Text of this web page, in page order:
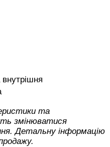
внутрішня
та
змінюватися
Детальну інформацію